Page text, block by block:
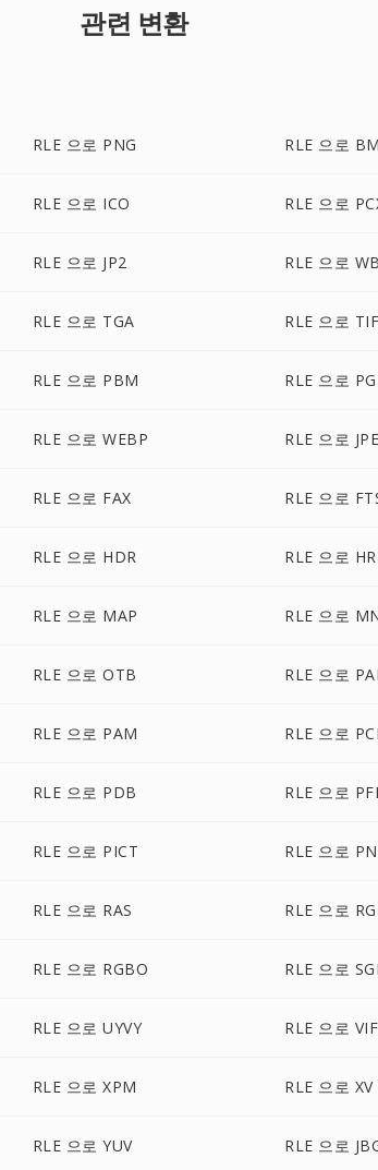
관련 변환
RLE 으로 PNG RLE 으로
RLE 으로 ICO RLE 으로
RLE 으로 JP2 RLE 으로
RLE 으로 TGA RLE 으로
RLE 으로 PBM RLE 으로
RLE 으로 WEBP RLE 으로
RLE 으로 FAX RLE 으로
RLE 으로 HDR RLE 으로
RLE 으로 MAP RLE 으로
RLE 으로 OTB RLE 으로
RLE 으로 PAM RLE 으로
RLE 으로 PDB RLE 으로
RLE 으로 PICT RLE 으로
RLE 으로 RAS RLE 으로
RLE 으로 RGBO RLE 으로 SGI
RLE 으로 UYVY RLE 으로
RLE 으로 XPM RLE 으로 XV
RLE 으로 YUV RLE 으로